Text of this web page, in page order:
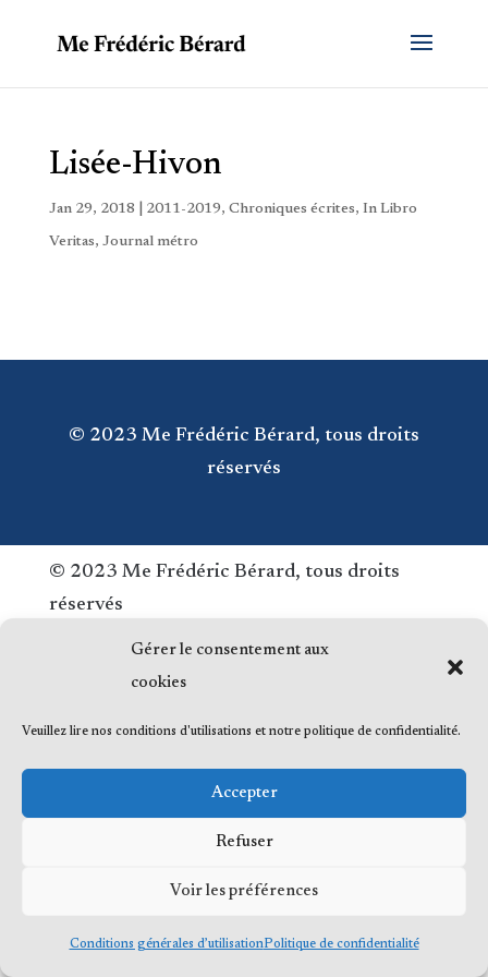
Gérer le consentement aux
cookies
Veuillez lire nos conditions d'utilisations et notre politique de confidentialité.
Accepter
Refuser
Voir les préférences
Conditions générales d’utilisationPolitique de confidentialité
Lisée-Hivon
Jan 29, 2018 2011-2019, Chroniques écrites, In Libro
Veritas, Journal métro
© 2023 Me Frédéric Bérard, tous droits
réservés
© 2023 Me Frédéric Bérard, tous droits
réservés